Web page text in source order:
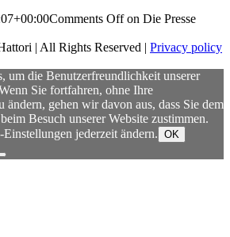
Comments Offon Die Presse
| All Rights Reserved | Privacy policy
um die Benutzerfreundlichkeit unserer
Sie fortfahren, ohne Ihre
ändern, gehen wir davon aus, dass Sie dem
Besuch unserer Website zustimmen.
jederzeit ändern. OK